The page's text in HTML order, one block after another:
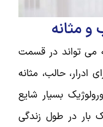
می تواند در قسمت
حالب، مثانه
بسیار شایع
بار در طول زندگی